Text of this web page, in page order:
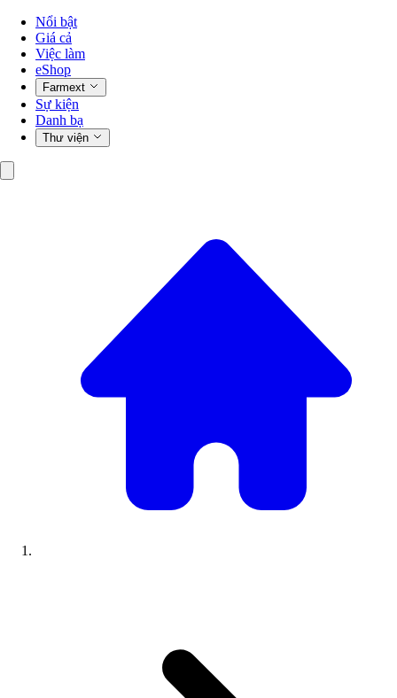
Nổi bật
Giá cả
Việc làm
eShop
Farmext
Sự kiện
Danh bạ
Thư viện